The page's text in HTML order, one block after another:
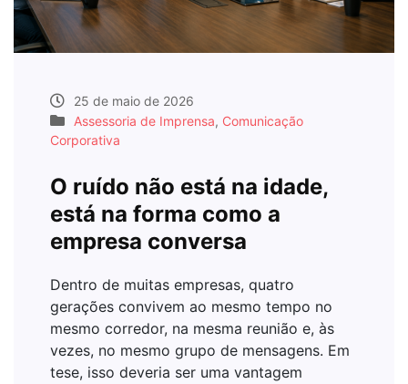
25 de maio de 2026
Assessoria de Imprensa, Comunicação
Corporativa
O ruído não está na idade,
está na forma como a
empresa conversa
Dentro de muitas empresas, quatro
gerações convivem ao mesmo tempo no
mesmo corredor, na mesma reunião e, às
vezes, no mesmo grupo de mensagens. Em
tese, isso deveria ser uma vantagem